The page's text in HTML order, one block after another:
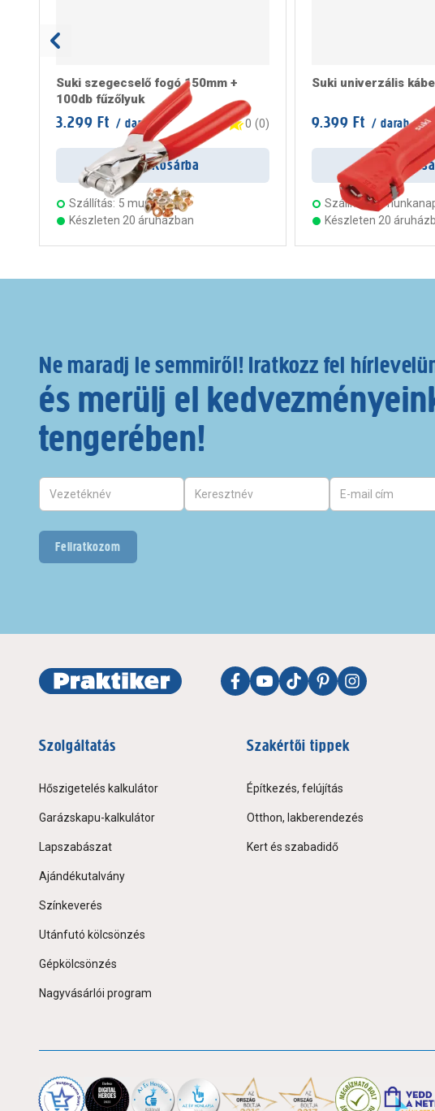
Suki szegecselő fogó 150mm +
100db fűzőlyuk
3.299 Ft / darab 0 (0)
Kosárba
Szállítás: 5 munkanap
Készleten 20 áruházban
Suki univerzális
9.399 Ft / darab
Szállítás: 5
Készleten 20
Ne maradj le semmiről! Iratkozz fel
és merülj el
tengerében!
Feliratkozom
Szolgáltatás
Hőszigetelés kalkulátor
Garázskapu-kalkulátor
Lapszabászat
Ajándékutalvány
Színkeverés
Utánfutó kölcsönzés
Gépkölcsönzés
Nagyvásárlói program
Szakértői tippek
Építkezés, felújítás
Otthon, lakberendezés
Kert és szabadidő